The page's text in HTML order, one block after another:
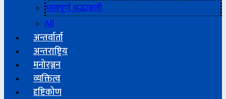
भावपूर्ण श्रद्धाञ्जली
All
अन्तर्वार्ता
अन्तराष्ट्रिय
मनोरञ्जन
व्यक्तित्व
दृष्टिकोण